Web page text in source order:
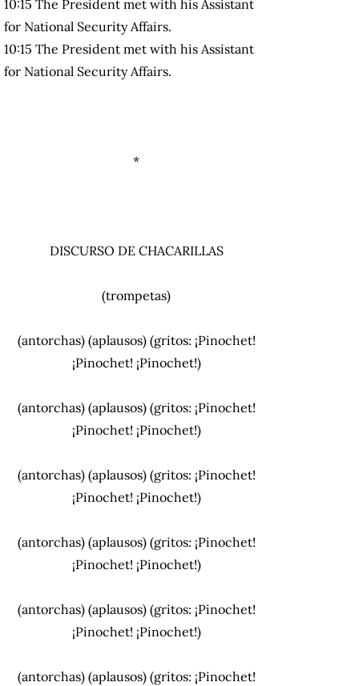
10:15 The President met with his Assistant
for National Security Affairs.
10:15 The President met with his Assistant
for National Security Affairs.
*
DISCURSO DE CHACARILLAS
(trompetas)
(antorchas) (aplausos) (gritos: ¡Pinochet!
¡Pinochet! ¡Pinochet!)
(antorchas) (aplausos) (gritos: ¡Pinochet!
¡Pinochet! ¡Pinochet!)
(antorchas) (aplausos) (gritos: ¡Pinochet!
¡Pinochet! ¡Pinochet!)
(antorchas) (aplausos) (gritos: ¡Pinochet!
¡Pinochet! ¡Pinochet!)
(antorchas) (aplausos) (gritos: ¡Pinochet!
¡Pinochet! ¡Pinochet!)
(antorchas) (aplausos) (gritos: ¡Pinochet!